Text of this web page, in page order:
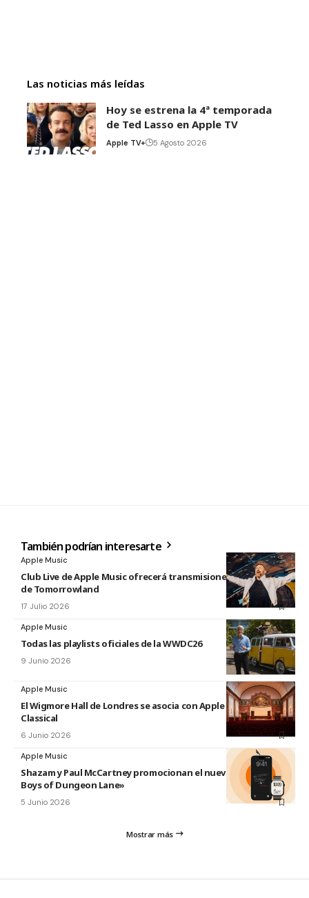
Las noticias más leídas
Hoy se estrena la 4ª temporada
de Ted Lasso en Apple TV
Apple TV+ 5 Agosto 2026
También podrían interesarte
Apple Music
Club Live de Apple Music ofrecerá transmisiones en directo
de Tomorrowland
17 Julio 2026
Apple Music
Todas las playlists oficiales de la WWDC26
9 Junio 2026
Apple Music
El Wigmore Hall de Londres se asocia con Apple Music
Classical
6 Junio 2026
Apple Music
Shazam y Paul McCartney promocionan el nuevo disco «The
Boys of Dungeon Lane»
5 Junio 2026
Mostrar más